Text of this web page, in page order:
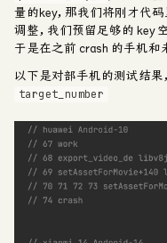
量的key，那我们将刚才代
调整，我们预留足够的 key
于是在之前 crash 的手机和
以下是对部手机的测试结
target_number